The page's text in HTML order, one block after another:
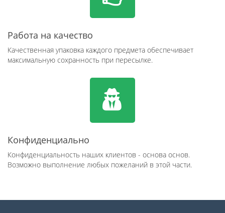
Работа на качество
Качественная упаковка каждого предмета обеспечивает
максимальную сохранность при пересылке.
Конфиденциально
Конфиденциальность наших клиентов - основа основ.
Возможно выполнение любых пожеланий в этой части.